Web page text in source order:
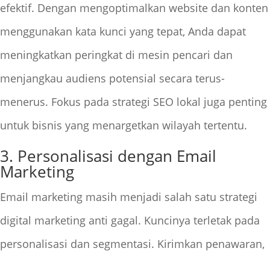
efektif. Dengan mengoptimalkan website dan konten
menggunakan kata kunci yang tepat, Anda dapat
meningkatkan peringkat di mesin pencari dan
menjangkau audiens potensial secara terus-
menerus. Fokus pada strategi SEO lokal juga penting
untuk bisnis yang menargetkan wilayah tertentu.
3. Personalisasi dengan Email
Marketing
Email marketing masih menjadi salah satu strategi
digital marketing anti gagal. Kuncinya terletak pada
personalisasi dan segmentasi. Kirimkan penawaran,